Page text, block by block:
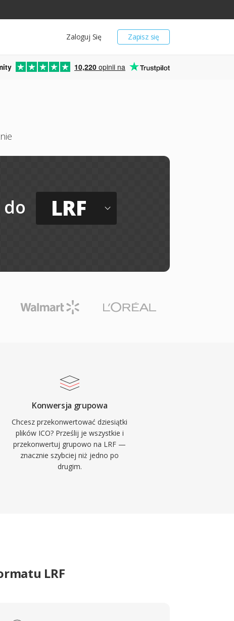
Zapisz się
Zaloguj Się
10,220 opinii na
do LRF
Konwersja grupowa
Chcesz przekonwertować dziesiątki
plików ICO? Prześlij je wszystkie i
przekonwertuj grupowo na LRF —
znacznie szybciej niż jedno po
drugim.
LRF